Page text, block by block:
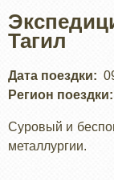
Тагил
Дата поездки
Регион поездки
Суровый и
металлургии.